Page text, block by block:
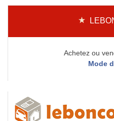
Achetez ou
Mode